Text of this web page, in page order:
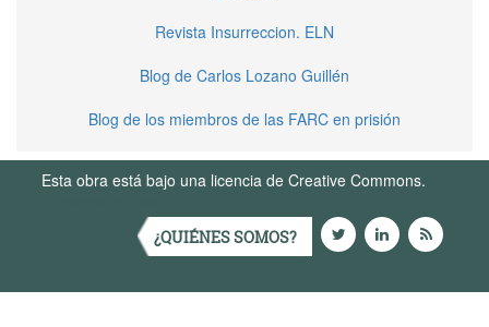
Revista Insurreccion. ELN
Blog de Carlos Lozano Guillén
Blog de los miembros de las FARC en prisión
Esta obra está bajo una licencia de Creative Commons.
¿QUIÉNES SOMOS?